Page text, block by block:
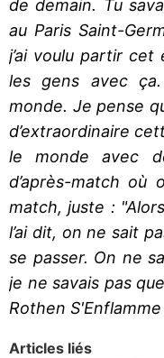
de demain. Tu
au Paris Saint-
j’ai voulu partir
les gens avec
monde. Je pense
d’extraordinaire
le monde avec
d’après-match
match, juste :
l’ai dit, on ne sait
se passer. On ne
je ne savais pas
Rothen S'Enflamme
Articles liés